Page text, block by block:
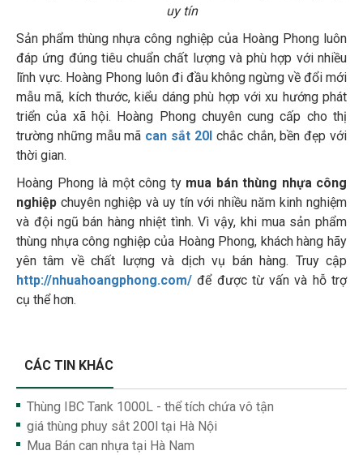
uy tín
Sản phẩm thùng nhựa công nghiệp của Hoàng Phong luôn
đáp ứng đúng tiêu chuẩn chất lượng và phù hợp với nhiều
lĩnh vực. Hoàng Phong luôn đi đầu không ngừng về đổi mới
mẫu mã, kích thước, kiểu dáng phù hợp với xu hướng phát
triển của xã hội. Hoàng Phong chuyên cung cấp cho thị
trường những mẫu mã can sắt 20lchắc chắn, bền đẹp với
thời gian.
Hoàng Phong là một công ty mua bán thùng nhựa công
nghiệp chuyên nghiệp và uy tín với nhiều năm kinh nghiệm
và đội ngũ bán hàng nhiệt tình. Vì vậy, khi mua sản phẩm
thùng nhựa công nghiệp của Hoàng Phong, khách hàng hãy
yên tâm về chất lượng và dịch vụ bán hàng. Truy cập
http://nhuahoangphong.com/ để được từ vấn và hỗ trợ
cụ thể hơn.
CÁC TIN KHÁC
Thùng IBC Tank 1000L - thể tích chứa vô tận
giá thùng phuy sắt 200l tại Hà Nội
Mua Bán can nhựa tại Hà Nam